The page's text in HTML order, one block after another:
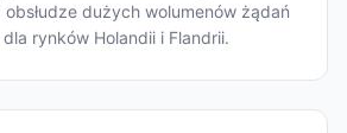
dużych wolumenów żądań
rynków Holandii i Flandrii.